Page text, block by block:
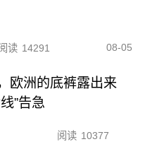
读 14291 08-05
欧洲的底裤露出来
”告急
阅读 10377